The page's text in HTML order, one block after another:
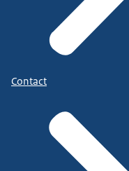
Contact